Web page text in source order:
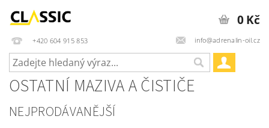
+420 604 915 853 info@adrenalin-oil.cz
0 Kč
OSTATNÍ MAZIVA A ČISTIČE
NEJPRODÁVANĚJŠÍ